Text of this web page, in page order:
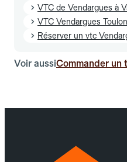
VTC de Vendargues à
VTC Vendargues Toulon
Réserver un vtc
Voir aussiCommander un